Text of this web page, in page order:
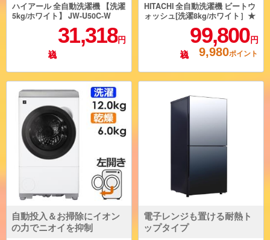
ハイアール 全自動洗濯機 【洗濯
5kg/ホワイト】 JW-U50C-W
31,318円
HITACHI 全自動洗濯機 ビートウ
ォッシュ[洗濯8kg/ホワイト］★
大型配送対象商品 BW-V80M-W
99,800 円
9,980ポイント
自動投入＆お掃除にイオン
の力でニオイを抑制
電子レンジも置ける耐熱ト
ップタイプ